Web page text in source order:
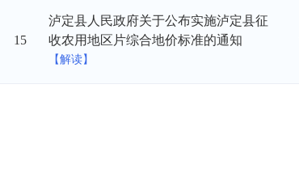
15
泸定县人民政府关于公布实施泸定县征
收农用地区片综合地价标准的通知
【解读】